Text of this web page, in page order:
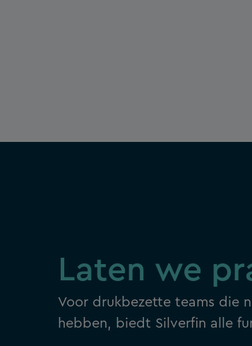
Laten we
Voor drukbezette teams die
hebben, biedt Silverfin alle